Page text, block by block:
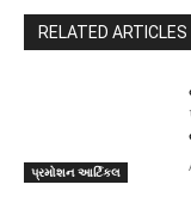
RELATED ARTICLES
પ્રમોશન આર્ટિકલ